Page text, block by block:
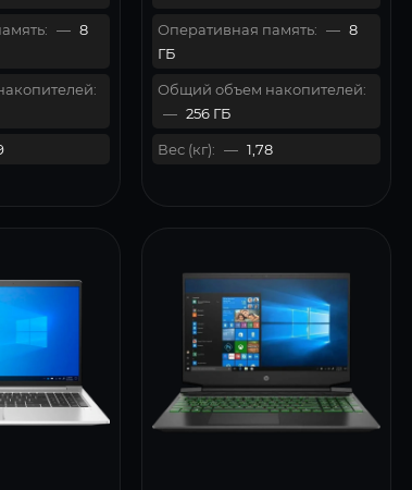
— 8
Оперативная память: — 8
ГБ
Общий объем накопителей:
— 256 ГБ
Вес (кг): — 1,78